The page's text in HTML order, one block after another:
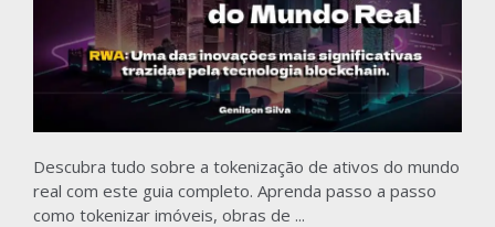
Descubra tudo sobre a tokenização de ativos do mundo
real com este guia completo. Aprenda passo a passo
como tokenizar imóveis, obras de ...